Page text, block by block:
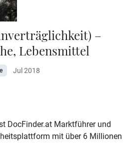
–
Lebensmittel
Jul 2018
DocFinder.at Marktführer und
mit über 6 Millionen